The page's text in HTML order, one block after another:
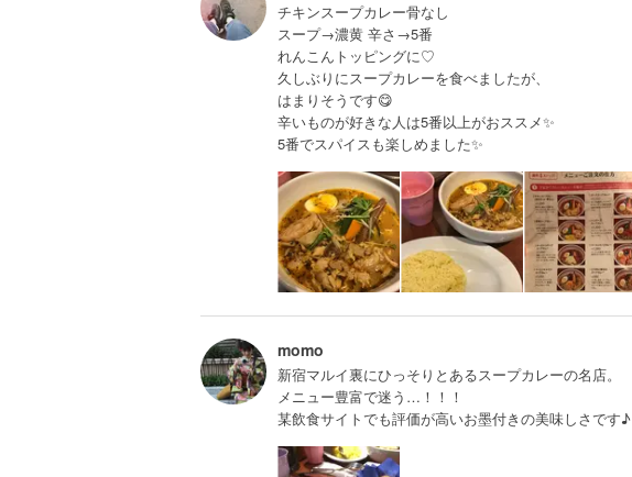
チキンスープカレー骨なし
スープ→濃黄 辛さ→5番
れんこんトッピングに♡
久しぶりにスープカレーを食べましたが、
はまりそうです😋
辛いものが好きな人は5番以上がおススメ✨
5番でスパイスも楽しめました✨
momo
新宿マルイ裏にひっそりとあるスープカレーの名店。
メニュー豊富で迷う…！！！
某飲食サイトでも評価が高いお墨付きの美味しさです♪